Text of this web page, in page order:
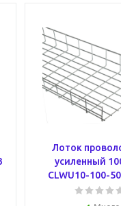
Лоток
усиленный
CLWU10-100-